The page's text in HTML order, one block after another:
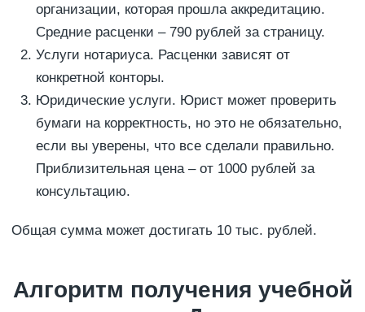
организации, которая прошла аккредитацию.
Средние расценки – 790 рублей за страницу.
Услуги нотариуса. Расценки зависят от
конкретной конторы.
Юридические услуги. Юрист может проверить
бумаги на корректность, но это не обязательно,
если вы уверены, что все сделали правильно.
Приблизительная цена – от 1000 рублей за
консультацию.
Общая сумма может достигать 10 тыс. рублей.
Алгоритм получения учебной